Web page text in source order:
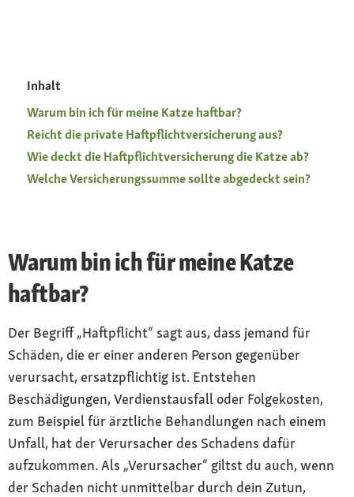
Inhalt
Warum bin ich für meine Katze haftbar?
Reicht die private Haftpflichtversicherung aus?
Wie deckt die Haftpflichtversicherung die Katze ab?
Welche Versicherungssumme sollte abgedeckt sein?
Warum bin ich für meine Katze
haftbar?
Der Begriff „Haftpflicht“ sagt aus, dass jemand für
Schäden, die er einer anderen Person gegenüber
verursacht, ersatzpflichtig ist. Entstehen
Beschädigungen, Verdienstausfall oder Folgekosten,
zum Beispiel für ärztliche Behandlungen nach einem
Unfall, hat der Verursacher des Schadens dafür
aufzukommen. Als „Verursacher“ giltst du auch, wenn
der Schaden nicht unmittelbar durch dein Zutun,